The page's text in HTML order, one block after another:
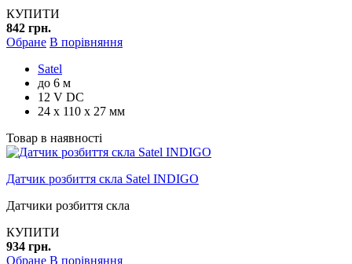
КУПИТИ
842 грн.
Обране В порівняння
Satel
до 6 м
12 V DC
24 x 110 x 27 мм
Товар в наявності
Датчик розбиття скла Satel INDIGO
Датчики розбиття скла
КУПИТИ
934 грн.
Обране В порівняння